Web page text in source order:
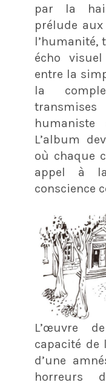
par la
prélude
l’humanité,
écho
entre la
la
L’album
où chaque
appel à
conscience
L’œuvre
capacité de
d’une
horreurs